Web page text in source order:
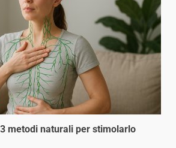
metodi naturali per stimolarlo